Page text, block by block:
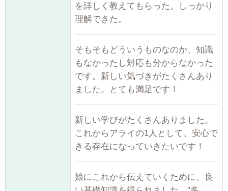
を詳しく教えてもらった。しっかり
理解できた。
そもそもどういうものなのか、知識
もなかったし対応も分からなかった
です。新しい気づきがたくさんあり
ました。とても満足です！
新しい学びがたくさんありました。
これからアライの1人として、安心で
きる存在になっていきたいです！
娘にこれから伝えていくために、良